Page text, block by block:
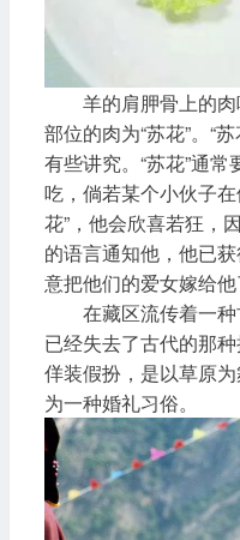
羊的肩胛骨上的肉
部位的肉为“苏花”。“
有些讲究。“苏花”通
吃，倘若某个小伙子
花”，他会欣喜若狂，
的语言通知他，他已
意把他们的爱女嫁给他
在藏区流传着一种
已经失去了古代的那
佯装假扮，是以草原
为一种婚礼习俗。